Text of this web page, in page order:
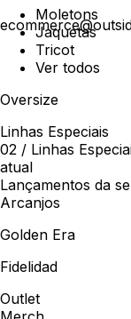
Moletons
Jaquetas
Tricot
Ver todos
Oversize
Linhas Especiais
02 / Linhas
atual
Lançamentos da
Arcanjos
Golden Era
Fidelidad
Outlet